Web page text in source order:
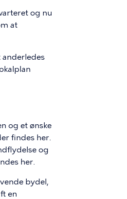
og nu
at
og et ønske
findes her.
og
her.
bydel,
en